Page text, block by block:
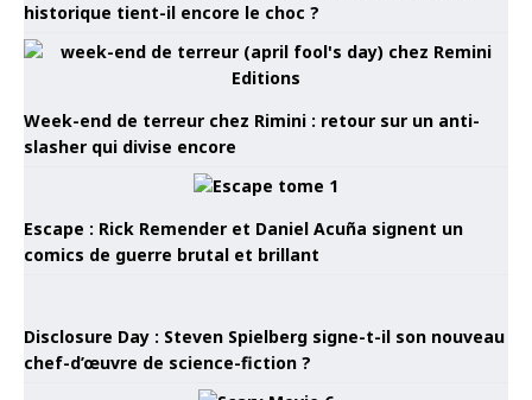
historique tient-il encore le choc ?
Week-end de terreur chez Rimini : retour sur un anti-
slasher qui divise encore
Escape : Rick Remender et Daniel Acuña signent un
comics de guerre brutal et brillant
Disclosure Day : Steven Spielberg signe-t-il son nouveau
chef-d’œuvre de science-fiction ?